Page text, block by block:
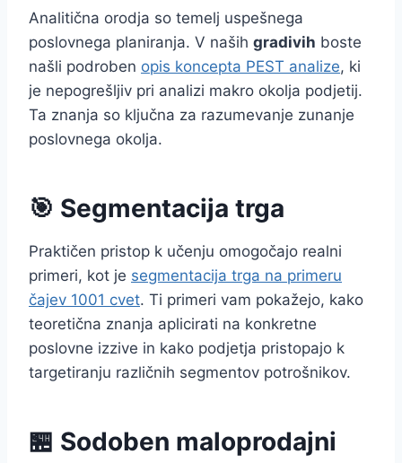
Analitična orodja so temelj uspešnega
poslovnega planiranja. V naših gradivih boste
našli podroben opis koncepta PEST analize, ki
je nepogrešljiv pri analizi makro okolja podjetij.
Ta znanja so ključna za razumevanje zunanje
poslovnega okolja.
🎯 Segmentacija trga
Praktičen pristop k učenju omogočajo realni
primeri, kot je segmentacija trga na primeru
čajev 1001 cvet. Ti primeri vam pokažejo, kako
teoretična znanja aplicirati na konkretne
poslovne izzive in kako podjetja pristopajo k
targetiranju različnih segmentov potrošnikov.
🏪 Sodoben maloprodajni